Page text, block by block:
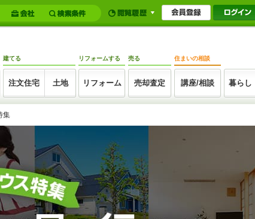
建てる
注文住宅 土地
リフォームする
リフォーム
売る
売却査定
住まいの相談
講座/相談 暮らし
集